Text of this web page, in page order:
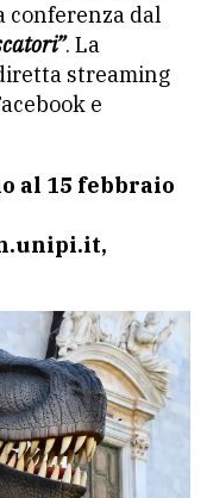
conferenza dal
. La
streaming
e
al 15 febbraio